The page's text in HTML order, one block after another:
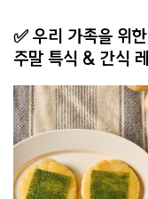
✅ 우리 가족을 위한
주말 특식 & 간식